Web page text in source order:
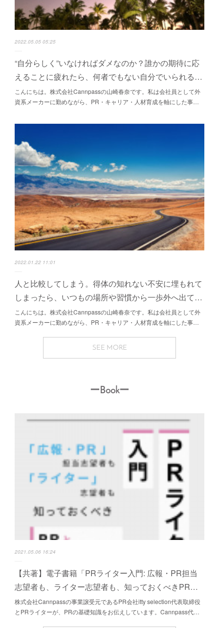
2022.05.05 05:25
“自分らしく”いなければダメなのか？誰かの期待に応
えることに疲れたら、何者でもない自分でいられる…
こんにちは。株式会社Cannpassの山崎春奈です。私は会社員として外
資系メーカーに勤めながら、PR・キャリア・人材育成を軸にした事…
2022.01.22 11:01
人と比較してしまう。得体の知れない不安に埋もれて
しまったら、いつもの場所や習慣から一歩外へ出て…
こんにちは。株式会社Cannpassの山崎春奈です。私は会社員として外
資系メーカーに勤めながら、PR・キャリア・人材育成を軸にした事…
SEE MORE
ーBookー
2021.05.06 16:24
【共著】電子書籍「PRライター入門: 広報・PR担当
志望者も、ライター志望者も、知っておくべきPR…
株式会社Cannpassの事業譲受元であるPR会社itty selection代表取締役
とPRライターが、PRの基礎知識をお伝えしています。Cannpass代…